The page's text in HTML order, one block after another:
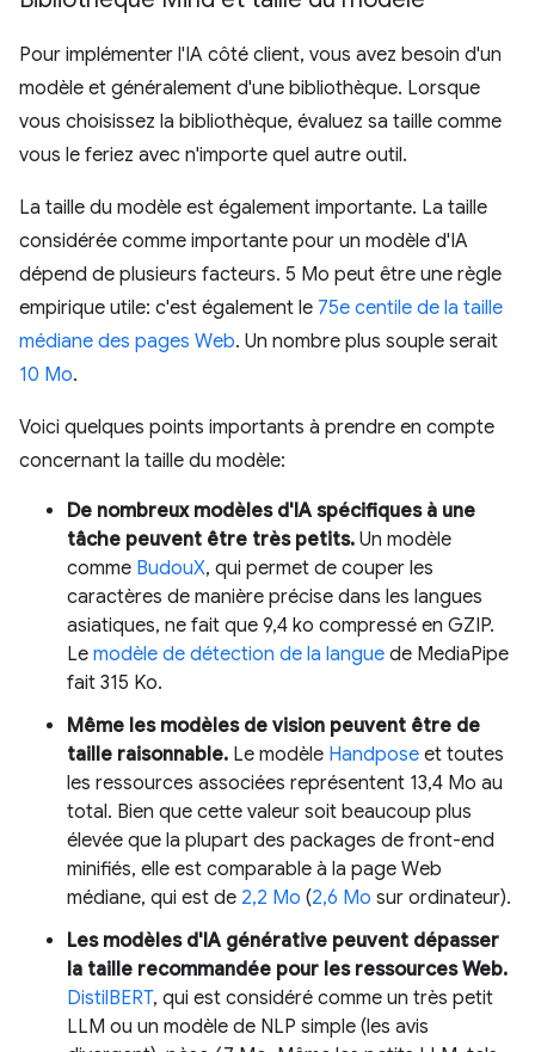
Pour implémenter l'IA côté client, vous avez besoin d'un
modèle et généralement d'une bibliothèque. Lorsque
vous choisissez la bibliothèque, évaluez sa taille comme
vous le feriez avec n'importe quel autre outil.
La taille du modèle est également importante. La taille
considérée comme importante pour un modèle d'IA
dépend de plusieurs facteurs. 5 Mo peut être une règle
empirique utile: c'est également le 75e centile de la taille
médiane des pages Web. Un nombre plus souple serait
10 Mo.
Voici quelques points importants à prendre en compte
concernant la taille du modèle:
De nombreux modèles d'IA spécifiques à une
tâche peuvent être très petits. Un modèle
comme BudouX, qui permet de couper les
caractères de manière précise dans les langues
asiatiques, ne fait que 9,4 ko compressé en GZIP.
Le modèle de détection de la langue de MediaPipe
fait 315 Ko.
Même les modèles de vision peuvent être de
taille raisonnable. Le modèle Handpose et toutes
les ressources associées représentent 13,4 Mo au
total. Bien que cette valeur soit beaucoup plus
élevée que la plupart des packages de front-end
minifiés, elle est comparable à la page Web
médiane, qui est de 2,2 Mo (2,6 Mo sur ordinateur).
Les modèles d'IA générative peuvent dépasser
la taille recommandée pour les ressources Web.
DistilBERT, qui est considéré comme un très petit
LLM ou un modèle de NLP simple (les avis